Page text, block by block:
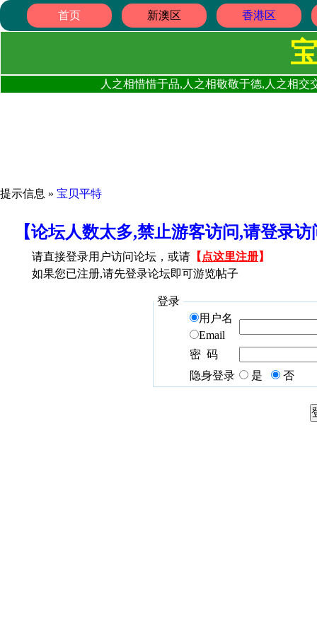
首页 新澳区 香港区
人之相惜惜于品,人之相敬敬于德,人之相
提示信息 » 宝贝平特
【论坛人数太多,禁止游客访问,请登录
请直接登录用户访问论坛，或请 【 点这里注册】
如果您已注册,请先登录论坛即可游览帖子
登录
用户名
Email
密 码
隐身登录
是 否